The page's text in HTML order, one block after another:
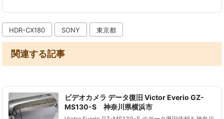
HDR-CX180 SONY 東京都
関連する記事
ビデオカメラ データ復旧 Victor Everio GZ-
MS130-S 神奈川県横浜市